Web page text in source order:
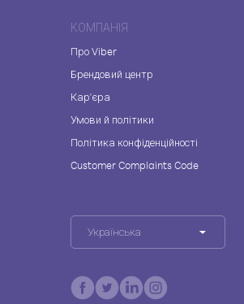
КОМПАНІЯ
Про Viber
Брендовий центр
Кар'єра
Умови й політики
Політика конфіденційності
Customer Complaints Code
Українська